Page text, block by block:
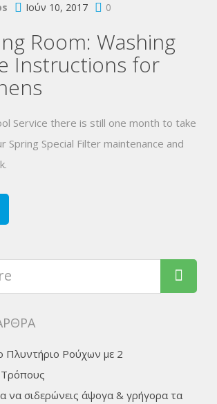
Ιούν 10, 2017 0
Room: Washing
Instructions for
Service there is still one month to take
Spring Special Filter maintenance and
Πλυντήριο Ρούχων με 2
Τρόπους
να σιδερώνεις άψογα & γρήγορα τα